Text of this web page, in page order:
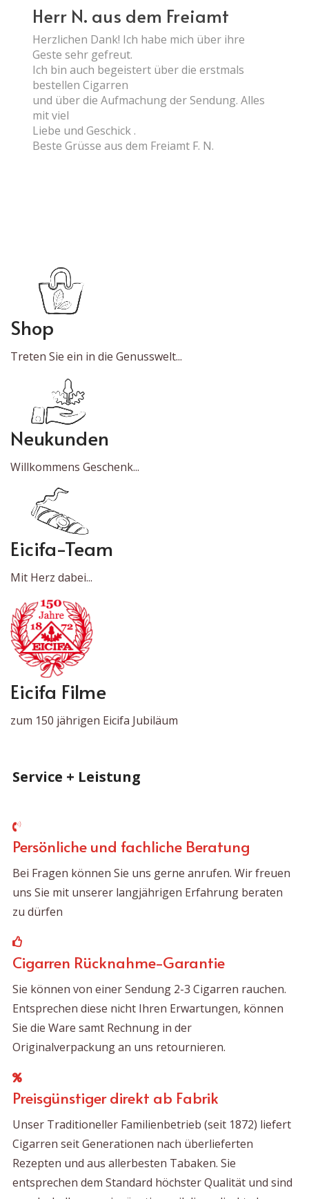
Herr N. aus dem Freiamt
Herzlichen Dank! Ich habe mich über ihre
Geste sehr gefreut.
Ich bin auch begeistert über die erstmals
bestellen Cigarren
und über die Aufmachung der Sendung. Alles
mit viel
Liebe und Geschick .
Beste Grüsse aus dem Freiamt F. N.
Shop
Treten Sie ein in die Genusswelt...
Neukunden
Willkommens Geschenk...
Eicifa-Team
Mit Herz dabei...
Eicifa Filme
zum 150 jährigen Eicifa Jubiläum
Service + Leistung
Persönliche und fachliche Beratung
Bei Fragen können Sie uns gerne anrufen. Wir freuen
uns Sie mit unserer langjährigen Erfahrung beraten
zu dürfen
Cigarren Rücknahme-Garantie
Sie können von einer Sendung 2-3 Cigarren rauchen.
Entsprechen diese nicht Ihren Erwartungen, können
Sie die Ware samt Rechnung in der
Originalverpackung an uns retournieren.
Preisgünstiger direkt ab Fabrik
Unser Traditioneller Familienbetrieb (seit 1872) liefert
Cigarren seit Generationen nach überlieferten
Rezepten und aus allerbesten Tabaken. Sie
entsprechen dem Standard höchster Qualität und sind